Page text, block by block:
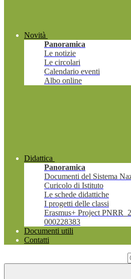
Novità
Panoramica
Le notizie
Le circolari
Calendario eventi
Albo online
Didattica
Panoramica
Documenti del Sistema
Curicolo di Istituto
Le schede didattiche
I progetti delle classi
Erasmus+ Project
000228383
Documenti utili
Contatti